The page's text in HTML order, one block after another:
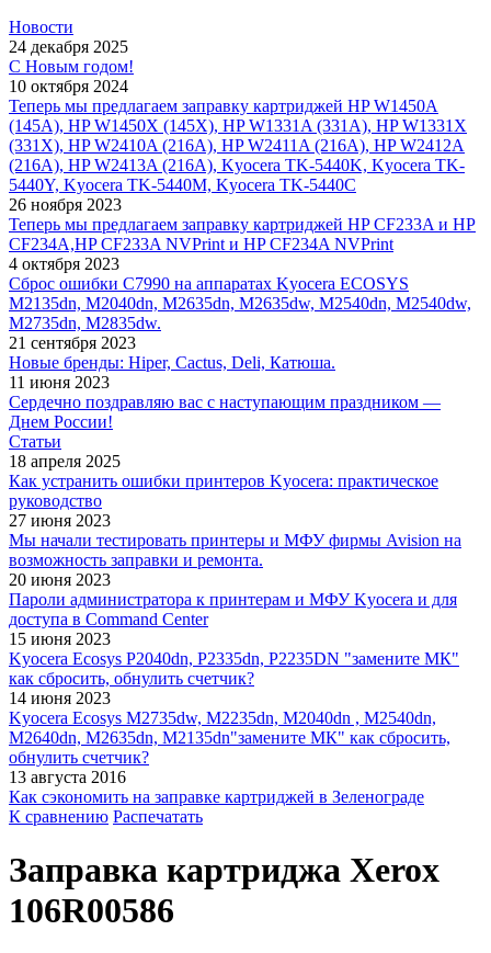
Новости
24 декабря 2025
С Новым годом!
10 октября 2024
Теперь мы предлагаем заправку картриджей HP W1450A
(145A), HP W1450X (145X), HP W1331A (331A), HP W1331X
(331X), HP W2410A (216A), HP W2411A (216A), HP W2412A
(216A), HP W2413A (216A), Kyocera TK-5440K, Kyocera TK-
5440Y, Kyocera TK-5440M, Kyocera TK-5440C
26 ноября 2023
Теперь мы предлагаем заправку картриджей HP CF233A и HP
CF234A,HP CF233A NVPrint и HP CF234A NVPrint
4 октября 2023
Сброс ошибки С7990 на аппаратах Kyocera ECOSYS
M2135dn, M2040dn, M2635dn, M2635dw, M2540dn, M2540dw,
M2735dn, M2835dw.
21 сентября 2023
Новые бренды: Hiper, Cactus, Deli, Катюша.
11 июня 2023
Сердечно поздравляю вас с наступающим праздником —
Днем России!
Статьи
18 апреля 2025
Как устранить ошибки принтеров Kyocera: практическое
руководство
27 июня 2023
Мы начали тестировать принтеры и МФУ фирмы Avision на
возможность заправки и ремонта.
20 июня 2023
Пароли администратора к принтерам и МФУ Kyocera и для
доступа в Command Center
15 июня 2023
Kyocera Ecosys P2040dn, P2335dn, P2235DN "замените МК"
как сбросить, обнулить счетчик?
14 июня 2023
Kyocera Ecosys M2735dw, M2235dn, M2040dn , M2540dn,
M2640dn, M2635dn, M2135dn"замените МК" как сбросить,
обнулить счетчик?
13 августа 2016
Как сэкономить на заправке картриджей в Зеленограде
К сравнению Распечатать
Заправка картриджа Xerox
106R00586